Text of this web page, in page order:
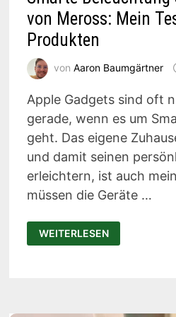
von Meross: Mein
Produkten
von Aaron Baumgärtner
Apple Gadgets sind oft
gerade, wenn es um
geht. Das eigene
und damit seinen
erleichtern, ist auch
müssen die Geräte …
SMARTE
BELEUCHTUNG
&
WEITERLESEN